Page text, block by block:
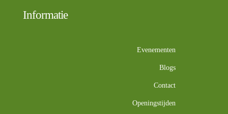
Informatie
Evenementen
Blogs
Contact
Openingstijden